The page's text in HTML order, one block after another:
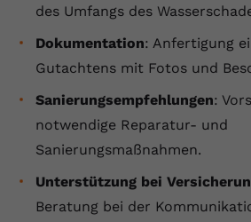
des Umfangs des
Dokumentation: Anfertigung
Gutachtens mit Fotos und
Sanierungsempfehlungen:
notwendige Reparatur- und
Sanierungsmaßnahmen.
Unterstützung bei
Beratung bei der